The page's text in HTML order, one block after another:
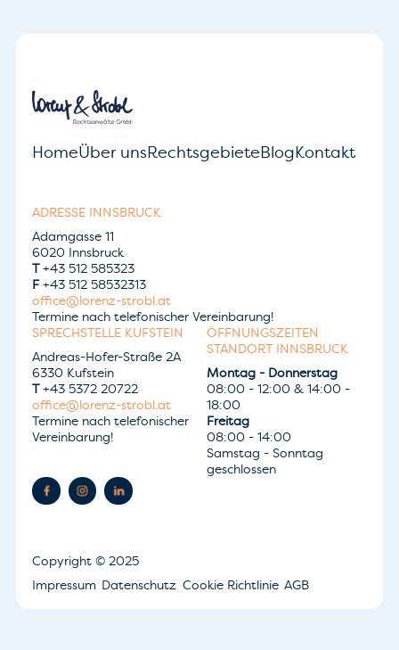
HomeÜber unsRechtsgebieteBlogKontakt
ADRESSE INNSBRUCK
Adamgasse 11
6020 Innsbruck
T+43 512 585323
F+43 512 58532313
office@lorenz-strobl.at
Termine nach telefonischer Vereinbarung!
SPRECHSTELLE KUFSTEIN
Andreas-Hofer-Straße 2A
6330 Kufstein
T+43 5372 20722
office@lorenz-strobl.at
Termine nach telefonischer
Vereinbarung!
ÖFFNUNGSZEITEN
STANDORT INNSBRUCK
Montag - Donnerstag
08:00 - 12:00 & 14:00 -
18:00
Freitag
08:00 - 14:00
Samstag - Sonntag
geschlossen
Copyright © 2025
Impressum Datenschutz Cookie Richtlinie AGB